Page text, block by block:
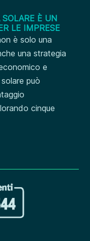
È UN
LE IMPRESE
è solo una
una strategia
e
può
cinque